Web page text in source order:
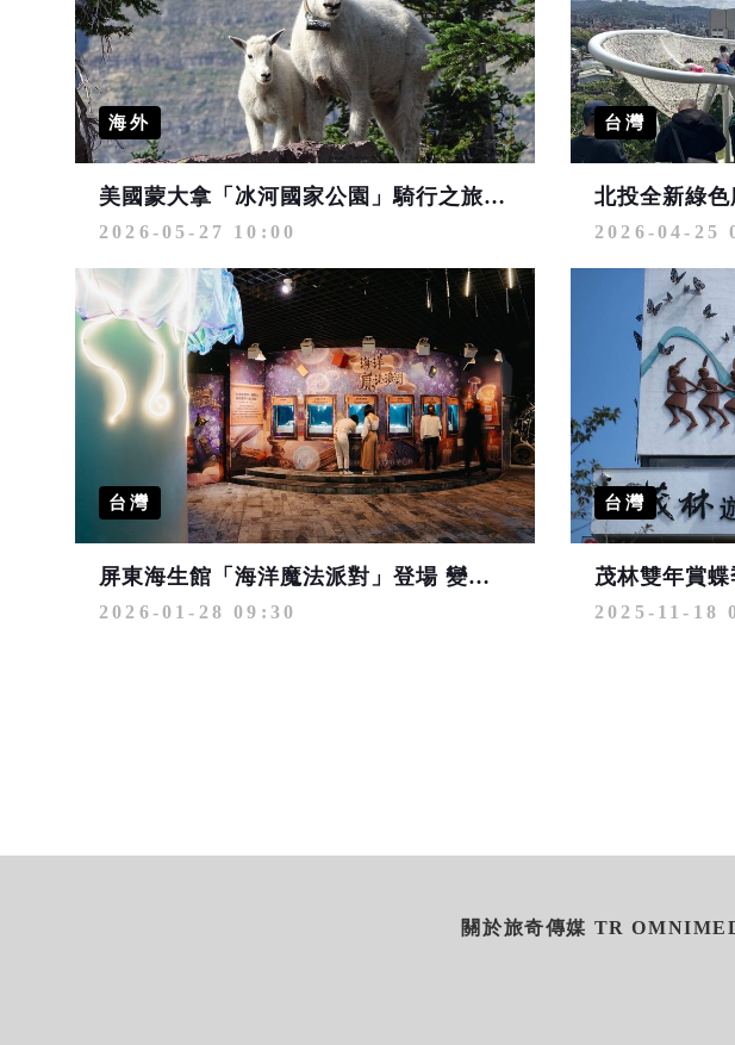
海外
美國蒙大拿「冰河國家公園」騎行之旅 享受多元運動探險
2026-05-27 10:00
台灣
2026-04-25
台灣
屏東海生館「海洋魔法派對」登場 變裝互動與春節入館優惠一次玩
2026-01-28 09:30
台灣
2025-11-18
關於旅奇傳媒 TR